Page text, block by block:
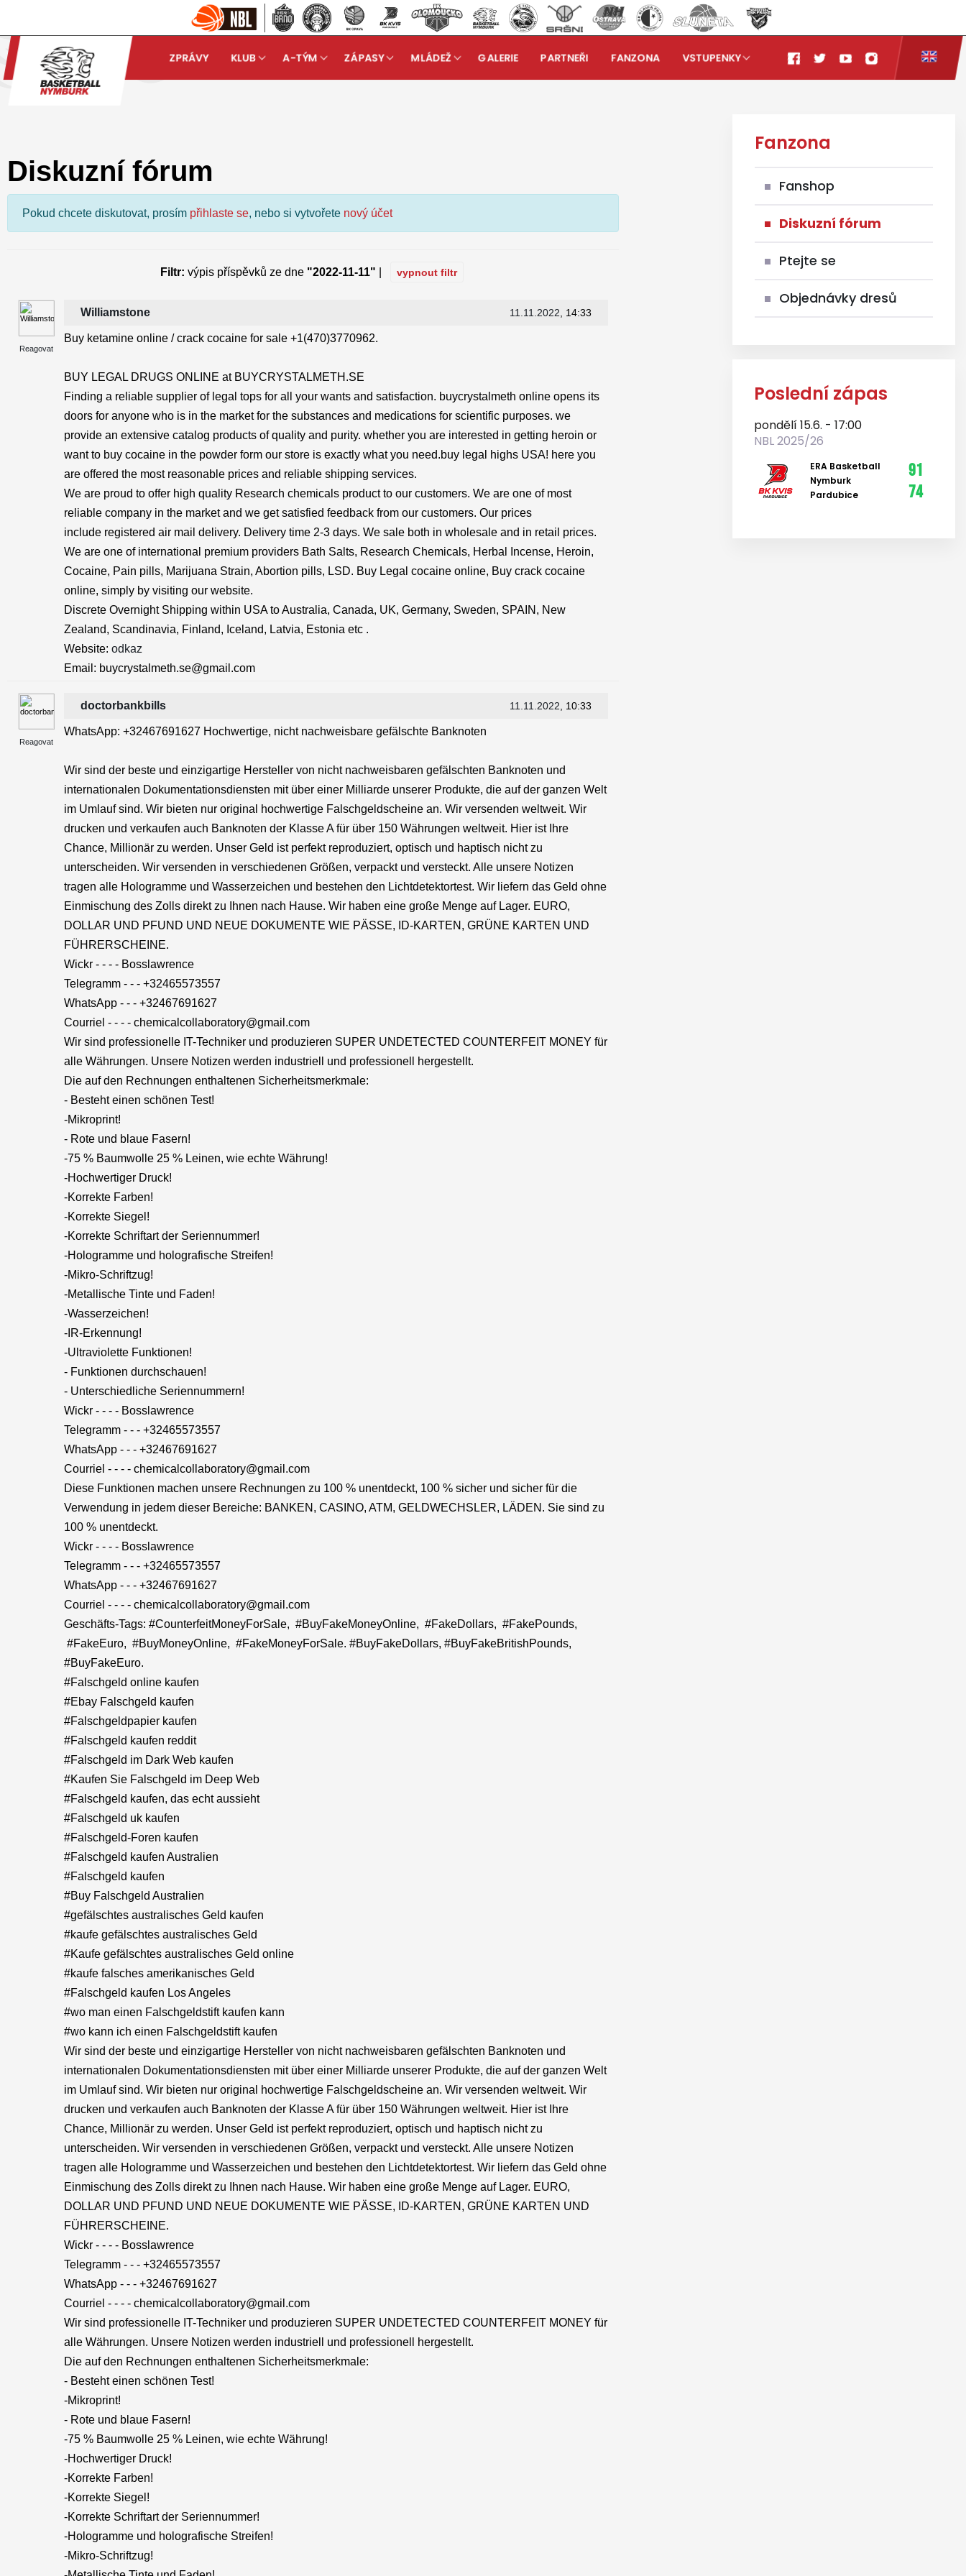
ZPRÁVY KLUB A-TÝM ZÁPASY MLÁDEŽ GALERIE PARTNEŘI FANZONA
VSTUPENKY
Diskuzní fórum
Pokud chcete diskutovat, prosím přihlaste se, nebo si vytvořete nový účet
Filtr: výpis příspěvků ze dne "2022-11-11" vypnout filtr
Reagovat
Williamstone 11.11.2022 , 14:33
Buy ketamine online / crack cocaine for sale +1(470)3770962.
BUY LEGAL DRUGS ONLINE at BUYCRYSTALMETH.SE
Finding a reliable supplier of legal tops for all your wants and satisfaction. buycrystalmeth online opens its
doors for anyone who is in the market for the substances and medications for scientific purposes. we
provide an extensive catalog products of quality and purity. whether you are interested in getting heroin or
want to buy cocaine in the powder form our store is exactly what you need.buy legal highs USA! here you
are offered the most reasonable prices and reliable shipping services.
We are proud to offer high quality Research chemicals product to our customers. We are one of most
reliable company in the market and we get satisfied feedback from our customers. Our prices
include registered air mail delivery. Delivery time 2-3 days. We sale both in wholesale and in retail prices.
We are one of international premium providers Bath Salts, Research Chemicals, Herbal Incense, Heroin,
Cocaine, Pain pills, Marijuana Strain, Abortion pills, LSD. Buy Legal cocaine online, Buy crack cocaine
online, simply by visiting our website.
Discrete Overnight Shipping within USA to Australia, Canada, UK, Germany, Sweden, SPAIN, New
Zealand, Scandinavia, Finland, Iceland, Latvia, Estonia etc .
Website: odkaz
Email: buycrystalmeth.se@gmail.com
Reagovat
doctorbankbills 11.11.2022 , 10:33
WhatsApp: +32467691627 Hochwertige, nicht nachweisbare gefälschte Banknoten
Wir sind der beste und einzigartige Hersteller von nicht nachweisbaren gefälschten Banknoten und
internationalen Dokumentationsdiensten mit über einer Milliarde unserer Produkte, die auf der ganzen Welt
im Umlauf sind. Wir bieten nur original hochwertige Falschgeldscheine an. Wir versenden weltweit. Wir
drucken und verkaufen auch Banknoten der Klasse A für über 150 Währungen weltweit. Hier ist Ihre
Chance, Millionär zu werden. Unser Geld ist perfekt reproduziert, optisch und haptisch nicht zu
unterscheiden. Wir versenden in verschiedenen Größen, verpackt und versteckt. Alle unsere Notizen
tragen alle Hologramme und Wasserzeichen und bestehen den Lichtdetektortest. Wir liefern das Geld ohne
Einmischung des Zolls direkt zu Ihnen nach Hause. Wir haben eine große Menge auf Lager. EURO,
DOLLAR UND PFUND UND NEUE DOKUMENTE WIE PÄSSE, ID-KARTEN, GRÜNE KARTEN UND
FÜHRERSCHEINE.
Wickr - - - - Bosslawrence
Telegramm - - - +32465573557
WhatsApp - - - +32467691627
Courriel - - - - chemicalcollaboratory@gmail.com
Wir sind professionelle IT-Techniker und produzieren SUPER UNDETECTED COUNTERFEIT MONEY für
alle Währungen. Unsere Notizen werden industriell und professionell hergestellt.
Die auf den Rechnungen enthaltenen Sicherheitsmerkmale:
- Besteht einen schönen Test!
-Mikroprint!
- Rote und blaue Fasern!
-75 % Baumwolle 25 % Leinen, wie echte Währung!
-Hochwertiger Druck!
-Korrekte Farben!
-Korrekte Siegel!
-Korrekte Schriftart der Seriennummer!
-Hologramme und holografische Streifen!
-Mikro-Schriftzug!
-Metallische Tinte und Faden!
-Wasserzeichen!
-IR-Erkennung!
-Ultraviolette Funktionen!
- Funktionen durchschauen!
- Unterschiedliche Seriennummern!
Wickr - - - - Bosslawrence
Telegramm - - - +32465573557
WhatsApp - - - +32467691627
Courriel - - - - chemicalcollaboratory@gmail.com
Diese Funktionen machen unsere Rechnungen zu 100 % unentdeckt, 100 % sicher und sicher für die
Verwendung in jedem dieser Bereiche: BANKEN, CASINO, ATM, GELDWECHSLER, LÄDEN. Sie sind zu
100 % unentdeckt.
Wickr - - - - Bosslawrence
Telegramm - - - +32465573557
WhatsApp - - - +32467691627
Courriel - - - - chemicalcollaboratory@gmail.com
Geschäfts-Tags: #CounterfeitMoneyForSale, #BuyFakeMoneyOnline, #FakeDollars, #FakePounds,
#FakeEuro, #BuyMoneyOnline, #FakeMoneyForSale. #BuyFakeDollars, #BuyFakeBritishPounds,
#BuyFakeEuro.
#Falschgeld online kaufen
#Ebay Falschgeld kaufen
#Falschgeldpapier kaufen
#Falschgeld kaufen reddit
#Falschgeld im Dark Web kaufen
#Kaufen Sie Falschgeld im Deep Web
#Falschgeld kaufen, das echt aussieht
#Falschgeld uk kaufen
#Falschgeld-Foren kaufen
#Falschgeld kaufen Australien
#Falschgeld kaufen
#Buy Falschgeld Australien
#gefälschtes australisches Geld kaufen
#kaufe gefälschtes australisches Geld
#Kaufe gefälschtes australisches Geld online
#kaufe falsches amerikanisches Geld
#Falschgeld kaufen Los Angeles
#wo man einen Falschgeldstift kaufen kann
#wo kann ich einen Falschgeldstift kaufen
Wir sind der beste und einzigartige Hersteller von nicht nachweisbaren gefälschten Banknoten und
internationalen Dokumentationsdiensten mit über einer Milliarde unserer Produkte, die auf der ganzen Welt
im Umlauf sind. Wir bieten nur original hochwertige Falschgeldscheine an. Wir versenden weltweit. Wir
drucken und verkaufen auch Banknoten der Klasse A für über 150 Währungen weltweit. Hier ist Ihre
Chance, Millionär zu werden. Unser Geld ist perfekt reproduziert, optisch und haptisch nicht zu
unterscheiden. Wir versenden in verschiedenen Größen, verpackt und versteckt. Alle unsere Notizen
tragen alle Hologramme und Wasserzeichen und bestehen den Lichtdetektortest. Wir liefern das Geld ohne
Einmischung des Zolls direkt zu Ihnen nach Hause. Wir haben eine große Menge auf Lager. EURO,
DOLLAR UND PFUND UND NEUE DOKUMENTE WIE PÄSSE, ID-KARTEN, GRÜNE KARTEN UND
FÜHRERSCHEINE.
Wickr - - - - Bosslawrence
Telegramm - - - +32465573557
WhatsApp - - - +32467691627
Courriel - - - - chemicalcollaboratory@gmail.com
Wir sind professionelle IT-Techniker und produzieren SUPER UNDETECTED COUNTERFEIT MONEY für
alle Währungen. Unsere Notizen werden industriell und professionell hergestellt.
Die auf den Rechnungen enthaltenen Sicherheitsmerkmale:
- Besteht einen schönen Test!
-Mikroprint!
- Rote und blaue Fasern!
-75 % Baumwolle 25 % Leinen, wie echte Währung!
-Hochwertiger Druck!
-Korrekte Farben!
-Korrekte Siegel!
-Korrekte Schriftart der Seriennummer!
-Hologramme und holografische Streifen!
-Mikro-Schriftzug!
Fanzona
Fanshop
Diskuzní fórum
Ptejte se
Objednávky dresů
Poslední zápas
pondělí 15.6. - 17:00
NBL 2025/26
ERA Basketball
Nymburk
Pardubice
91
74